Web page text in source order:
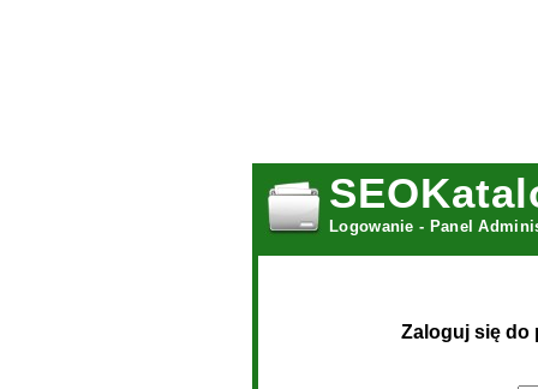
Logowanie - Panel
Zaloguj się do